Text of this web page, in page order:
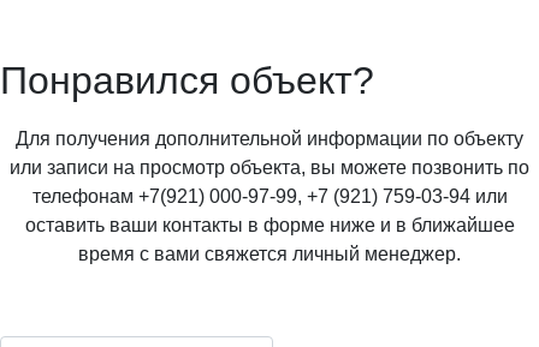
Понравился объект?
Для получения дополнительной информации по объекту
или записи на просмотр объекта, вы можете позвонить по
телефонам +7(921) 000-97-99, +7 (921) 759-03-94 или
оставить ваши контакты в форме ниже и в ближайшее
время с вами свяжется личный менеджер.